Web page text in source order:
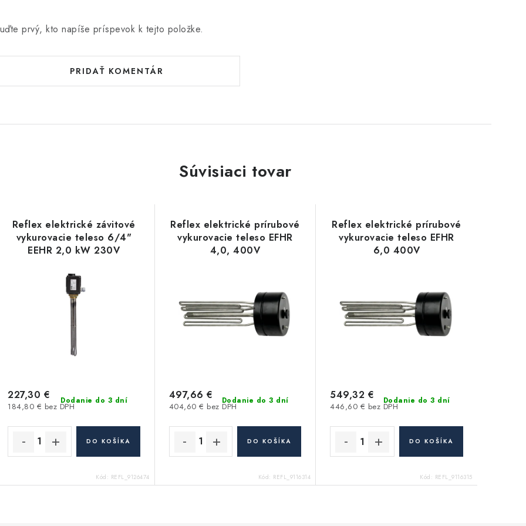
prvý, kto napíše príspevok k tejto položke.
PRIDAŤ KOMENTÁR
Súvisiaci tovar
Reflex elektrické závitové
vykurovacie teleso 6/4"
EEHR 2,0 kW 230V
Dodanie do 3 dní
184,80 € bez DPH
227,30 €
DO KOŠÍKA
Kód: REFL_9126474
Reflex elektrické prírubové
vykurovacie teleso EFHR
4,0, 400V
Dodanie do 3 dní
404,60 € bez DPH
497,66 €
DO KOŠÍKA
Kód: REFL_9116314
Reflex elektrické prírubové
vykurovacie teleso EFHR
6,0 400V
Dodanie do 3 dní
446,60 € bez DPH
549,32 €
DO KOŠÍKA
Kód: REFL_9116315